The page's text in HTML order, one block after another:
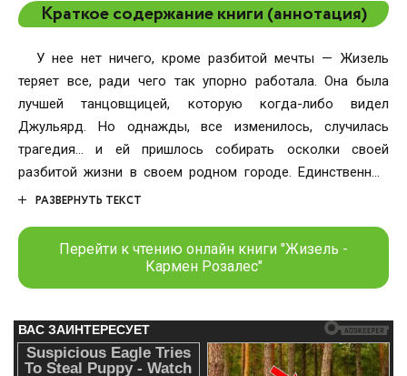
Краткое содержание книги (аннотация)
У нее нет ничего, кроме разбитой мечты — Жизель
теряет все, ради чего так упорно работала. Она была
лучшей танцовщицей, которую когда-либо видел
Джульярд. Но однажды, все изменилось, случилась
трагедия… и ей пришлось собирать осколки своей
разбитой жизни в своем родном городе. Единственный
свет, который у нее остался — это ее страсть к танцам. У
уличный боец, с тяжелым детством, ставший
профессионалом. Его волнует только одно — его титул
чемпиона ММА… Он сражается, чтобы служить своим
ночь меняет все и объединяет их обоих. Она не такая, как
он ожидал, а он не такой, каким она себе его
РАЗВЕРНУТЬ ТЕКСТ
Перейти к чтению онлайн книги "Жизель -
Кармен Розалес"